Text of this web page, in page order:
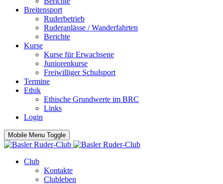
Breitensport
Ruderbetrieb
Ruderanlässe / Wanderfahrten
Berichte
Kurse
Kurse für Erwachsene
Juniorenkurse
Freiwilliger Schulsport
Termine
Ethik
Ethische Grundwerte im BRC
Links
Login
Mobile Menu Toggle
Club
Kontakte
Clubleben